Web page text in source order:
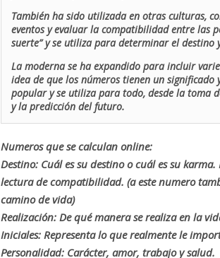
También ha sido utilizada en otras culturas,
eventos y evaluar la compatibilidad entre las
suerte” y se utiliza para determinar el destino
La moderna se ha expandido para incluir
idea de que los números tienen un
popular y se utiliza para todo, desde la toma
y la predicción del futuro.
Numeros que se calculan online:
Destino: Cuál es su destino o cuál es su
lectura de compatibilidad. (a este numero
camino de vida)
Realización: De qué manera se realiza en la
Iniciales: Representa lo que realmente le
Personalidad: Carácter, amor, trabajo y salud.